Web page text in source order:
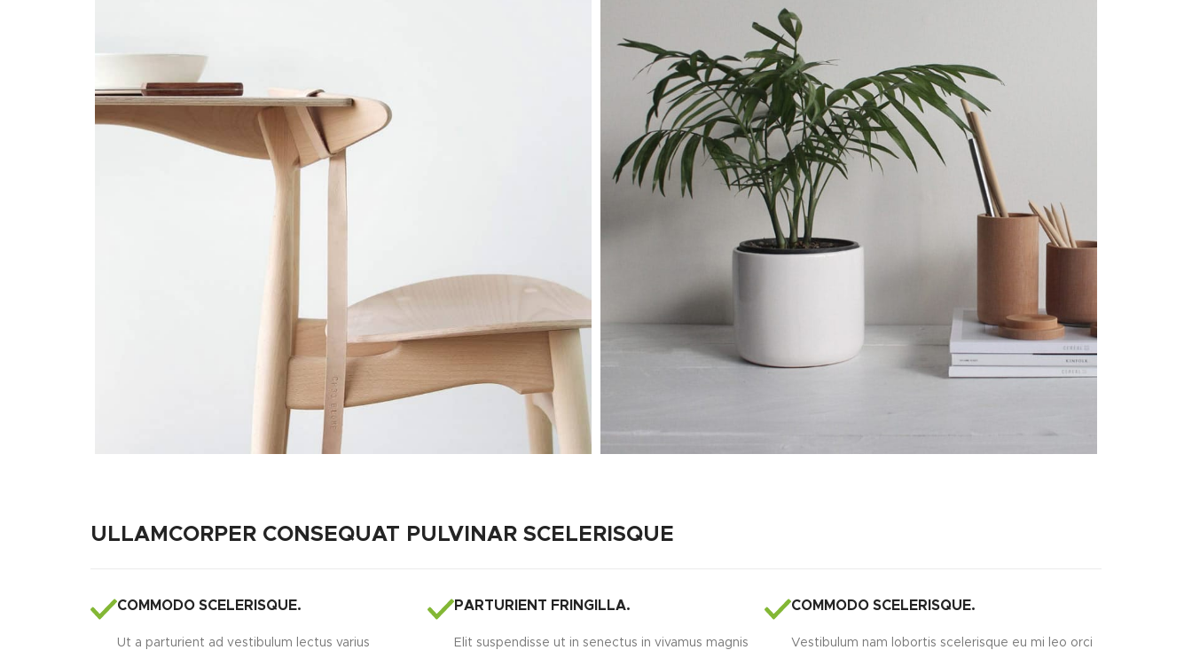
ULLAMCORPER CONSEQUAT PULVINAR SCELERISQUE
COMMODO SCELERISQUE.
Ut a parturient ad vestibulum lectus varius
PARTURIENT FRINGILLA.
Elit suspendisse ut in senectus in vivamus magnis
COMMODO SCELERISQUE.
Vestibulum nam lobortis scelerisque eu mi leo orci